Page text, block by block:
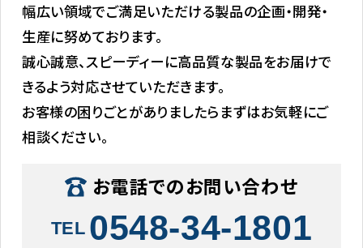
幅広い領域でご満足いただける製品の企画・開発・
生産に努めております。
誠心誠意、スピーディーに高品質な製品をお届けで
きるよう対応させていただきます。
お客様の困りごとがありましたらまずはお気軽にご
相談ください。
お電話でのお問い合わせ
TEL 0548-34-1801